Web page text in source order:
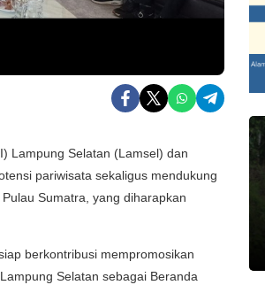
Lampung Selatan (Lamsel) dan
pariwisata sekaligus mendukung
Sumatra, yang diharapkan
berkontribusi mempromosikan
Selatan sebagai Beranda